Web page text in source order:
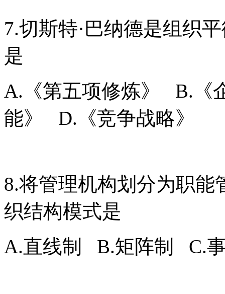
7.切斯特·巴纳德是组织
是
A.《第五项修炼》 B.《
能》 D.《竞争战略》
8.将管理机构划分为职
织结构模式是
A.直线制 B.矩阵制 C.